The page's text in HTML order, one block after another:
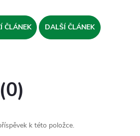
ČLÁNEK DALŠÍ ČLÁNEK
k této položce.